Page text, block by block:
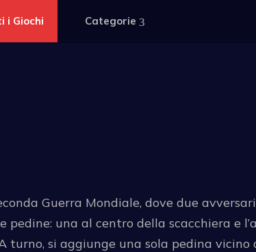
i Giochi Categorie
Guerra Mondiale, dove due
una al centro della scacchiera e
si aggiunge una sola pedina vicino